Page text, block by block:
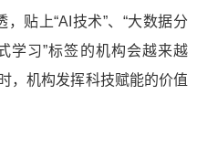
贴上“AI技术”、“大数据分
学习”标签的机构会越来越
，机构发挥科技赋能的价值